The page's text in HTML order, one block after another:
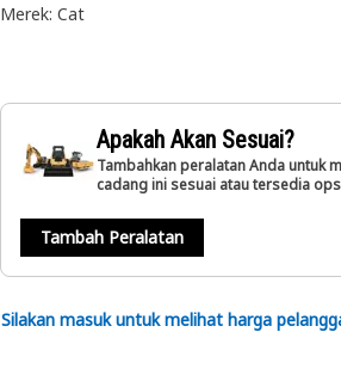
Merek: Cat
Apakah Akan Sesuai?
Tambahkan peralatan Anda untuk
cadang ini sesuai atau tersedia
Tambah Peralatan
Silakan masuk untuk melihat harga